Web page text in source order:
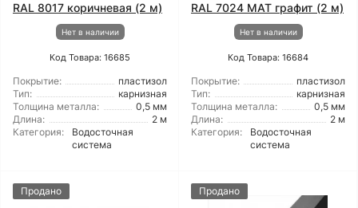
RAL 8017 коричневая (2 м)
Нет в наличии
Код Товара: 16685
Покрытие:
пластизол
Тип:
карнизная
Толщина металла:
0,5 мм
Длина:
2 м
Категория:
Водосточная
система
RAL 7024 МАТ графит (2 м)
Нет в наличии
Код Товара: 16684
Покрытие:
пластизол
Тип:
карнизная
Толщина металла:
0,5 мм
Длина:
2 м
Категория:
Водосточная
система
Продано Продано